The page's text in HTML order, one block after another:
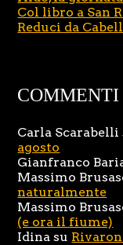
Col libro a San
Reduci da
Carla Scarabelli
agosto
Gianfranco
Massimo
naturalmente
Massimo
(e ora il fiume)
Idina su